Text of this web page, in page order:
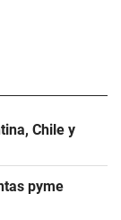
Chile y
pyme